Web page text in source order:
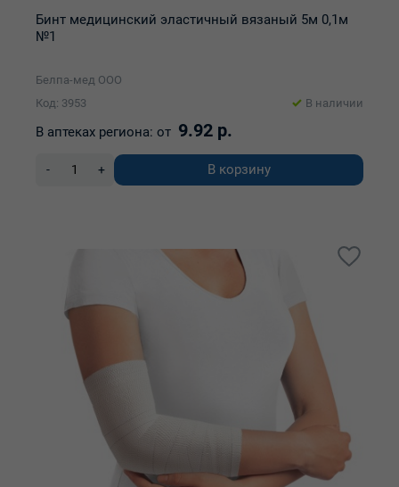
Бинт медицинский эластичный вязаный 5м 0,1м
№1
Белпа-мед ООО
Код: 3953
В наличии
В аптеках региона: от 9.92 р.
- + В корзину